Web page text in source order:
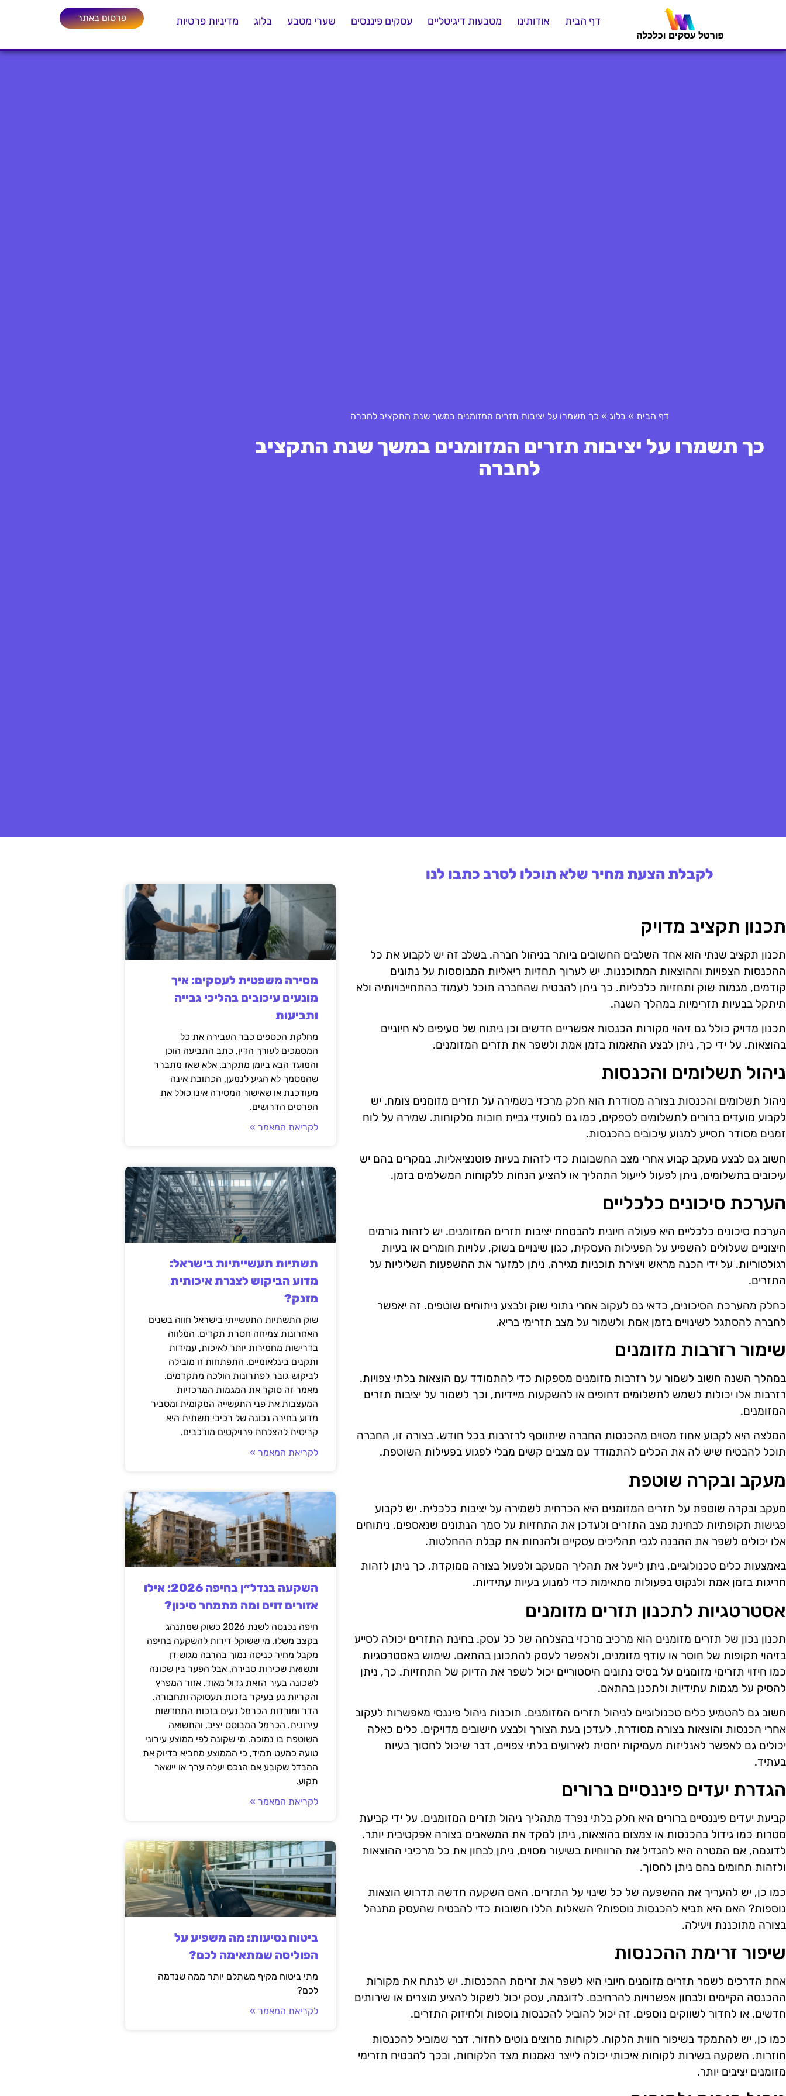
דף הבית אודותינו מטבעות דיגיטליים עסקים פיננסים שערי מטבע בלוג מדיניות פרטיות פרסום באתר
דף הבית » בלוג » כך תשמרו על יציבות תזרים המזומנים במשך שנת התקציב לחברה
כך תשמרו על יציבות תזרים המזומנים במשך שנת התקציב
לחברה
לקבלת הצעת מחיר שלא תוכלו לסרב כתבו לנו
תכנון תקציב מדויק
תכנון תקציב שנתי הוא אחד השלבים החשובים ביותר בניהול חברה. בשלב זה יש לקבוע את כל
ההכנסות הצפויות וההוצאות המתוכננות. יש לערוך תחזיות ריאליות המבוססות על נתונים
קודמים, מגמות שוק ותחזיות כלכליות. כך ניתן להבטיח שהחברה תוכל לעמוד בהתחייבויותיה ולא
תיתקל בבעיות תזרימיות במהלך השנה.
תכנון מדויק כולל גם זיהוי מקורות הכנסות אפשריים חדשים וכן ניתוח של סעיפים לא חיוניים
בהוצאות. על ידי כך, ניתן לבצע התאמות בזמן אמת ולשפר את תזרים המזומנים.
ניהול תשלומים והכנסות
ניהול תשלומים והכנסות בצורה מסודרת הוא חלק מרכזי בשמירה על תזרים מזומנים צומח. יש
לקבוע מועדים ברורים לתשלומים לספקים, כמו גם למועדי גביית חובות מלקוחות. שמירה על לוח
זמנים מסודר תסייע למנוע עיכובים בהכנסות.
חשוב גם לבצע מעקב קבוע אחרי מצב החשבונות כדי לזהות בעיות פוטנציאליות. במקרים בהם יש
עיכובים בתשלומים, ניתן לפעול לייעול התהליך או להציע הנחות ללקוחות המשלמים בזמן.
הערכת סיכונים כלכליים
הערכת סיכונים כלכליים היא פעולה חיונית להבטחת יציבות תזרים המזומנים. יש לזהות גורמים
חיצוניים שעלולים להשפיע על הפעילות העסקית, כגון שינויים בשוק, עלויות חומרים או בעיות
רגולטוריות. על ידי הכנה מראש ויצירת תוכניות מגירה, ניתן למזער את ההשפעות השליליות על
התזרים.
כחלק מהערכת הסיכונים, כדאי גם לעקוב אחרי נתוני שוק ולבצע ניתוחים שוטפים. זה יאפשר
לחברה להסתגל לשינויים בזמן אמת ולשמור על מצב תזרימי בריא.
שימור רזרבות מזומנים
במהלך השנה חשוב לשמור על רזרבות מזומנים מספקות כדי להתמודד עם הוצאות בלתי צפויות.
רזרבות אלו יכולות לשמש לתשלומים דחופים או להשקעות מיידיות, וכך לשמור על יציבות תזרים
המזומנים.
המלצה היא לקבוע אחוז מסוים מהכנסות החברה שיתווסף לרזרבות בכל חודש. בצורה זו, החברה
תוכל להבטיח שיש לה את הכלים להתמודד עם מצבים קשים מבלי לפגוע בפעילות השוטפת.
מעקב ובקרה שוטפת
מעקב ובקרה שוטפת על תזרים המזומנים היא הכרחית לשמירה על יציבות כלכלית. יש לקבוע
פגישות תקופתיות לבחינת מצב התזרים ולעדכן את התחזיות על סמך הנתונים שנאספים. ניתוחים
אלו יכולים לשפר את ההבנה לגבי תהליכים עסקיים ולהנחות את קבלת ההחלטות.
באמצעות כלים טכנולוגיים, ניתן לייעל את תהליך המעקב ולפעול בצורה ממוקדת. כך ניתן לזהות
חריגות בזמן אמת ולנקוט בפעולות מתאימות כדי למנוע בעיות עתידיות.
אסטרטגיות לתכנון תזרים מזומנים
תכנון נכון של תזרים מזומנים הוא מרכיב מרכזי בהצלחה של כל עסק. בחינת התזרים יכולה לסייע
בזיהוי תקופות של חוסר או עודף מזומנים, ולאפשר לעסק להתכונן בהתאם. שימוש באסטרטגיות
כמו חיזוי תזרימי מזומנים על בסיס נתונים היסטוריים יכול לשפר את הדיוק של התחזיות. כך, ניתן
להסיק על מגמות עתידיות ולתכנן בהתאם.
חשוב גם להטמיע כלים טכנולוגיים לניהול תזרים המזומנים. תוכנות ניהול פיננסי מאפשרות לעקוב
אחרי הכנסות והוצאות בצורה מסודרת, לעדכן בעת הצורך ולבצע חישובים מדויקים. כלים כאלה
יכולים גם לאפשר לאנליזות מעמיקות יחסית לאירועים בלתי צפויים, דבר שיכול לחסוך בעיות
בעתיד.
הגדרת יעדים פיננסיים ברורים
קביעת יעדים פיננסיים ברורים היא חלק בלתי נפרד מתהליך ניהול תזרים המזומנים. על ידי קביעת
מטרות כמו גידול בהכנסות או צמצום בהוצאות, ניתן למקד את המשאבים בצורה אפקטיבית יותר.
לדוגמה, אם המטרה היא להגדיל את הרווחיות בשיעור מסוים, ניתן לבחון את כל מרכיבי ההוצאות
ולזהות תחומים בהם ניתן לחסוך.
כמו כן, יש להעריך את ההשפעה של כל שינוי על התזרים. האם השקעה חדשה תדרוש הוצאות
נוספות? האם היא תביא להכנסות נוספות? השאלות הללו חשובות כדי להבטיח שהעסק מתנהל
בצורה מתוכננת ויעילה.
שיפור זרימת ההכנסות
אחת הדרכים לשמר תזרים מזומנים חיובי היא לשפר את זרימת ההכנסות. יש לנתח את מקורות
ההכנסה הקיימים ולבחון אפשרויות להרחיבם. לדוגמה, עסק יכול לשקול להציע מוצרים או שירותים
חדשים, או לחדור לשווקים נוספים. זה יכול להוביל להכנסות נוספות ולחיזוק התזרים.
כמו כן, יש להתמקד בשיפור חווית הלקוח. לקוחות מרוצים נוטים לחזור, דבר שמוביל להכנסות
חוזרות. השקעה בשירות לקוחות איכותי יכולה לייצר נאמנות מצד הלקוחות, ובכך להבטיח תזרימי
מזומנים יציבים יותר.
מסירה משפטית לעסקים: איך
מונעים עיכובים בהליכי גבייה
ותביעות
מחלקת הכספים כבר העבירה את כל
המסמכים לעורך הדין, כתב התביעה הוכן
והמועד הבא ביומן מתקרב. אלא שאז מתברר
שהמסמך לא הגיע לנמען, הכתובת אינה
מעודכנת או שאישור המסירה אינו כולל את
הפרטים הדרושים.
לקריאת המאמר »
תשתיות תעשייתיות בישראל:
מדוע הביקוש לצנרת איכותית
מזנק?
שוק התשתיות התעשייתי בישראל חווה בשנים
האחרונות צמיחה חסרת תקדים, המלווה
בדרישות מחמירות יותר לאיכות, עמידות
ותקנים בינלאומיים. התפתחות זו מובילה
לביקוש גובר לפתרונות הולכה מתקדמים.
מאמר זה סוקר את המגמות המרכזיות
המעצבות את פני התעשייה המקומית ומסביר
מדוע בחירה נכונה של רכיבי תשתית היא
קריטית להצלחת פרויקטים מורכבים.
לקריאת המאמר »
השקעה בנדל״ן בחיפה 2026: אילו
אזורים זזים ומה מתמחר סיכון?
חיפה נכנסה לשנת 2026 כשוק שמתנהג
בקצב משלו. מי ששוקל דירות להשקעה בחיפה
מקבל מחיר כניסה נמוך בהרבה מגוש דן
ותשואת שכירות סבירה, אבל הפער בין שכונה
לשכונה בעיר הזאת גדול מאוד. אזור המפרץ
והקריות נע בעיקר בזכות תעסוקה ותחבורה.
הדר ומורדות הכרמל נעים בזכות התחדשות
עירונית. הכרמל המבוסס יציב, והתשואה
השוטפת בו נמוכה. מי שקונה לפי ממוצע עירוני
טועה כמעט תמיד, כי הממוצע מחביא בדיוק את
ההבדל שקובע אם הנכס יעלה ערך או יישאר
תקוע.
לקריאת המאמר »
ביטוח נסיעות: מה משפיע על
הפוליסה שמתאימה לכם?
מתי ביטוח מקיף משתלם יותר ממה שנדמה
לכם?
לקריאת המאמר »